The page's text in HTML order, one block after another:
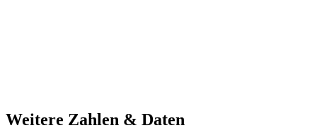
Weitere Zahlen & Daten